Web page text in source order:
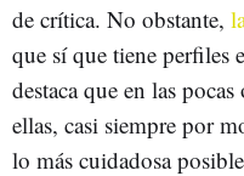
de crítica. No obstante,
que sí que tiene perfiles
destaca que en las
ellas, casi siempre por
lo más cuidadosa